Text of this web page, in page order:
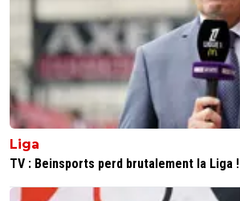
Liga
TV : Beinsports perd brutalement la Liga !